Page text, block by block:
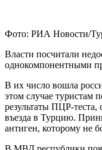
Фото: РИА Новости/
Власти посчитали
однокомпонентными
В их число вошла
этом случае туристам
результаты ПЦР-теста,
въезда в Турцию.
антиген, которому не